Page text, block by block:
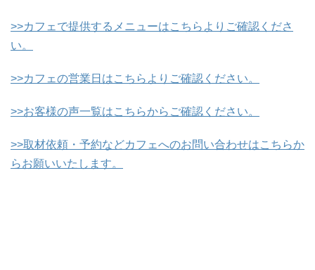
>>カフェで提供するメニューはこちらよりご確認くださ
い。
>>カフェの営業日はこちらよりご確認ください。
>>お客様の声一覧はこちらからご確認ください。
>>取材依頼・予約などカフェへのお問い合わせはこちらか
らお願いいたします。